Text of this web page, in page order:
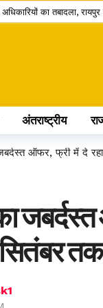
का तबादला,
राशि में प्रवेश करते ही बदलेगा
का बड़ा फैसला,
के लिए खुशखबरी, 240
की गुणवत्ता सुधरेगी, अब
पर कोर्ट का फैसला, टेंडर
अंतराष्ट्रीय
ऑफर, फ्री में दे
जबर्दस्त
तक